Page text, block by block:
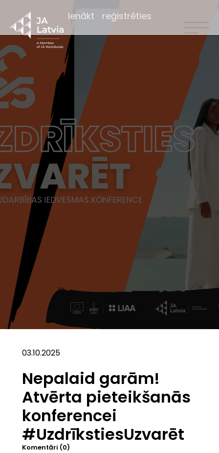
Ienākt reģistrēties
03.10.2025
Nepalaid garām!
Atvērta pieteikšanās
konferencei
#UzdrīkstiesUzvarēt
Komentāri (0)